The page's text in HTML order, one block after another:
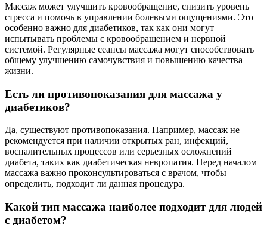
Массаж может улучшить кровообращение, снизить уровень
стресса и помочь в управлении болевыми ощущениями. Это
особенно важно для диабетиков, так как они могут
испытывать проблемы с кровообращением и нервной
системой. Регулярные сеансы массажа могут способствовать
общему улучшению самочувствия и повышению качества
жизни.
Есть ли противопоказания для массажа у
диабетиков?
Да, существуют противопоказания. Например, массаж не
рекомендуется при наличии открытых ран, инфекций,
воспалительных процессов или серьезных осложнений
диабета, таких как диабетическая невропатия. Перед началом
массажа важно проконсультироваться с врачом, чтобы
определить, подходит ли данная процедура.
Какой тип массажа наиболее подходит для людей
с диабетом?